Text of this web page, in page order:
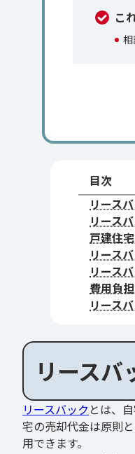
こ
相
目次
リース
リース
戸建住
リース
リース
費用負
リース
リースバ
リースバック とは、
宅の売却代金は原則
用できます。